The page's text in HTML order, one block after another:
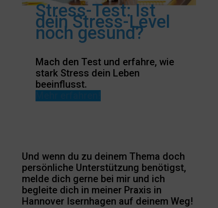
Stress-Test: Ist
dein Stress-Level
noch gesund?
Mach den Test und erfahre, wie
stark Stress dein Leben
beeinflusst.
Und wenn du zu deinem Thema doch
persönliche Unterstützung benötigst,
melde dich gerne bei mir und ich
begleite dich in meiner Praxis in
Hannover Isernhagen auf deinem Weg!